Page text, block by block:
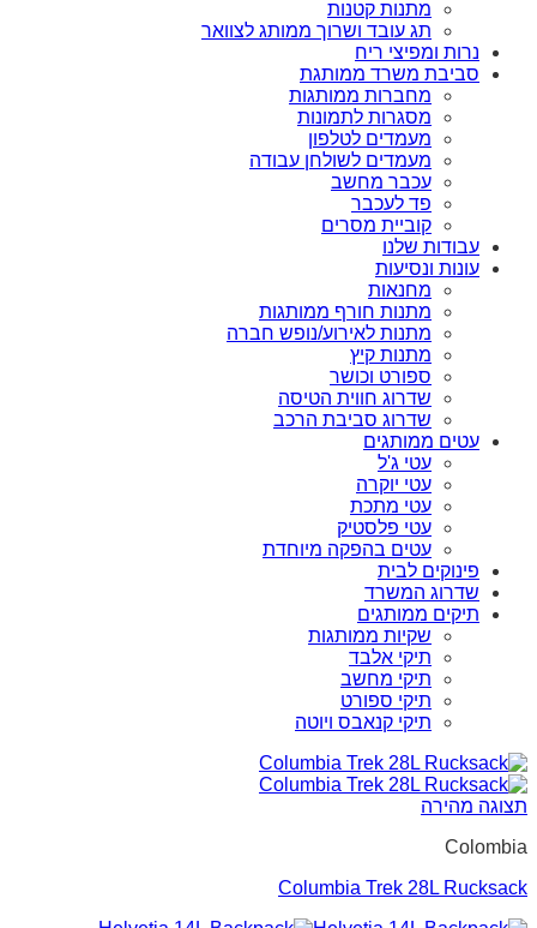
מתנות קטנות
תג עובד ושרוך ממותג לצוואר
נרות ומפיצי ריח
סביבת משרד ממותגת
מחברות ממותגות
מסגרות לתמונות
מעמדים לטלפון
מעמדים לשולחן עבודה
עכבר מחשב
פד לעכבר
קוביית מסרים
עבודות שלנו
עונות ונסיעות
מחנאות
מתנות חורף ממותגות
מתנות לאירוע/נופש חברה
מתנות קיץ
ספורט וכושר
שדרוג חווית הטיסה
שדרוג סביבת הרכב
עטים ממותגים
עטי ג'ל
עטי יוקרה
עטי מתכת
עטי פלסטיק
עטים בהפקה מיוחדת
פינוקים לבית
שדרוג המשרד
תיקים ממותגים
שקיות ממותגות
תיקי אלבד
תיקי מחשב
תיקי ספורט
תיקי קנאבס ויוטה
תצוגה מהירה
Colombia
Columbia Trek 28L Rucksack